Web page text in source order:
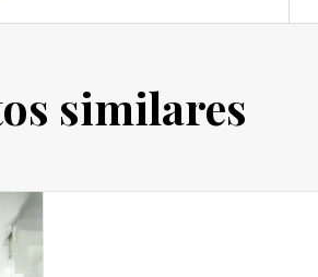
similares